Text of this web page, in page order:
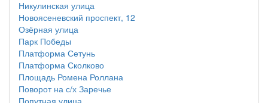
Никулинская улица
Новоясеневский проспект, 12
Озёрная улица
Парк Победы
Платформа Сетунь
Платформа Сколково
Площадь Ромена Роллана
Поворот на с/х Заречье
Попутная улица